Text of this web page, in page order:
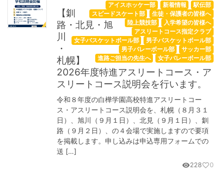
駅伝部
新着情報
アイスホッケー部
生徒・保護者の皆様へ
スピードスケート部
入学希望の皆様へ
陸上競技部
アスリートコース指定クラブ
男子バスケットボール部
女子バスケットボール部
サッカー部
男子バレーボール部
女子バレーボール部
進路ご担当の先生へ
【釧
路・北見・旭
川
・
札幌】
2026年度特進アスリートコース・ア
スリートコース説明会を行います。
令和８年度の白樺学園高校特進アスリートコー
ス・アスリートコース説明会を、札幌（８月３１
日）、旭川（９月１日）、北見（９月１日）、釧
路（９月２日）、の４会場で実施しますので要項
を掲載します。申し込みは申込専用フォームでの
送 […]
visibility228favorite_border0